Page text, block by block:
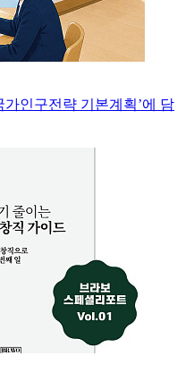
가인구전략 기본계획’에 담